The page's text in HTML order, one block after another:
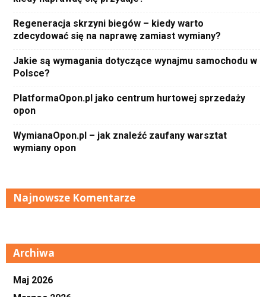
Regeneracja skrzyni biegów – kiedy warto
zdecydować się na naprawę zamiast wymiany?
Jakie są wymagania dotyczące wynajmu samochodu w
Polsce?
PlatformaOpon.pl jako centrum hurtowej sprzedaży
opon
WymianaOpon.pl – jak znaleźć zaufany warsztat
wymiany opon
Najnowsze Komentarze
Archiwa
Maj 2026